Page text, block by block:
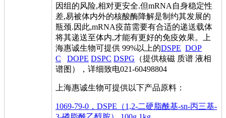
因组的风险,相对更安全.但mRNA自身稳定性
差,易被体内外的核酸酶降解是制约其发展的
瓶颈.因此,mRNA疫苗需要有合适的递送载体
将其递送至体内,才能有更好的免疫效果。上
海惠诚生物可提供 99%以上的DSPE DOP
C
DOPE DSPC DSPG （提供核磁 质谱 液相
谱图），详细致电021-60498804
上海惠诚生物可提供以下产品原料：
1069-79-0，DSPE（1,2-二硬脂酰基-sn-丙三基-